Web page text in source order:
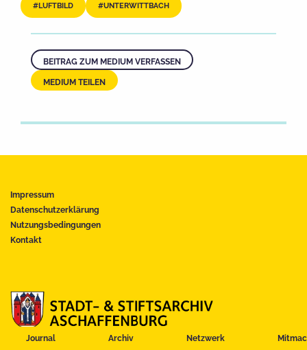
Journal Archiv Netzwerk
LUFTBILD UNTERWITTBACH
BEITRAG ZUM MEDIUM VERFASSEN
MEDIUM TEILEN
Impressum
Datenschutzerklärung
Nutzungsbedingungen
Kontakt